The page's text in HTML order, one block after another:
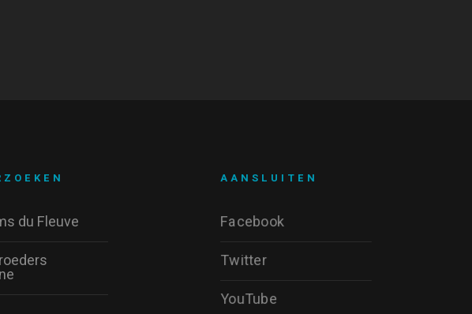
AANSLUITEN
Facebook
Twitter
YouTube
du Fleuve